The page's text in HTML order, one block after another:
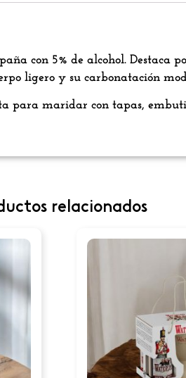
con 5% de alcohol. Destaca
ligero y su carbonatación
maridar con tapas,
relacionados